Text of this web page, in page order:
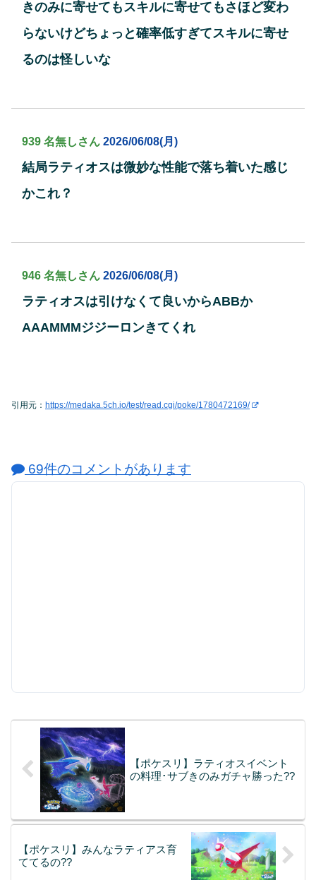
きのみに寄せてもスキルに寄せてもさほど変わ
らないけどちょっと確率低すぎてスキルに寄せ
るのは怪しいな
939 名無しさん 2026/06/08(月)
結局ラティオスは微妙な性能で落ち着いた感じ
かこれ？
946 名無しさん 2026/06/08(月)
ラティオスは引けなくて良いからABBか
AAAMMMジジーロンきてくれ
引用元： https://medaka.5ch.io/test/read.cgi/poke/1780472169/
69件のコメントがあります
【ポケスリ】ラティオスイベント
の料理･サブきのみガチャ勝った??
【ポケスリ】みんなラティアス育
ててるの??